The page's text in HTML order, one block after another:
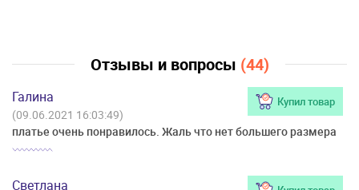
Отзывы и вопросы (44)
Галина Купил товар
(09.06.2021 16:03:49)
платье очень понравилось. Жаль что нет большего размера
Светлана